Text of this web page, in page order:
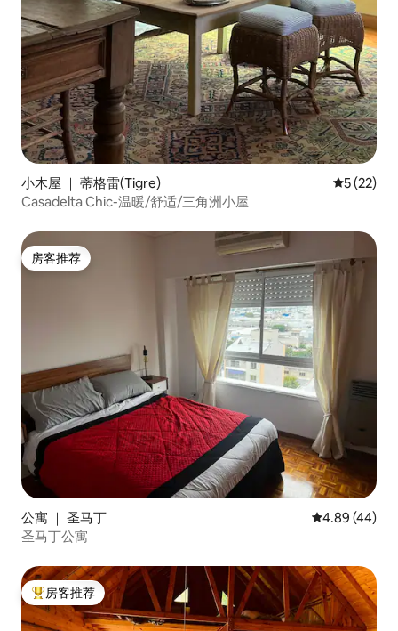
小木屋 ｜ 蒂格雷(Tigre) 平均评分
5 (22)
Casadelta Chic-温暖/舒适/三角洲小屋
房客推荐
房客推荐
公寓 ｜ 圣马丁 平均评分
4.89 (44)
圣马丁公寓
热门「房客推荐」
房客推荐